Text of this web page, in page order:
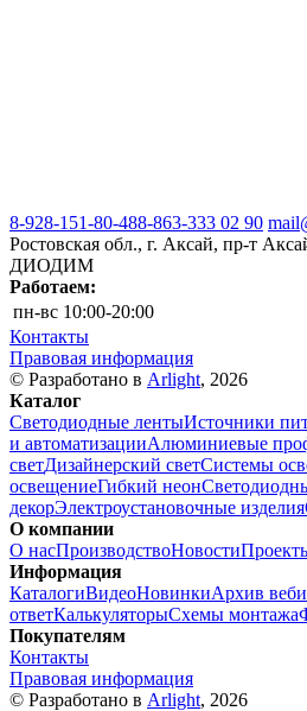
8-928-151-80-488-863-333 02 90
Ростовская обл., г. Аксай, пр-т
ДИОДИМ
Работаем:
пн-вс 10:00-20:00
Контакты
Правовая информация
© Разработано в Arlight, 2026
Каталог
Светодиодные лентыИсточники
и автоматизацииАлюминиевые
светДизайнерский светСистемы
освещениеГибкий неон
декорЭлектроустановочные изделия
О компании
О насПроизводствоНовости
Информация
КаталогиВидеоНовинкиАрхив
ответКалькуляторыСхемы монтажа
Покупателям
Контакты
Правовая информация
© Разработано в Arlight, 2026